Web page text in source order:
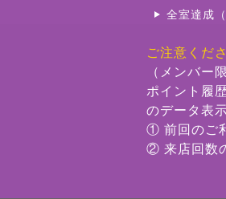
全室達成
ご注意くだ
（メンバー
ポイント履
のデータ表
① 前回のご
② 来店回数